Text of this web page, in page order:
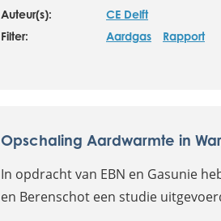
Auteur(s):
CE Delft
Filter:
Aardgas Rapport
Opschaling Aardwarmte in
In opdracht van EBN en Gasunie
en Berenschot een studie